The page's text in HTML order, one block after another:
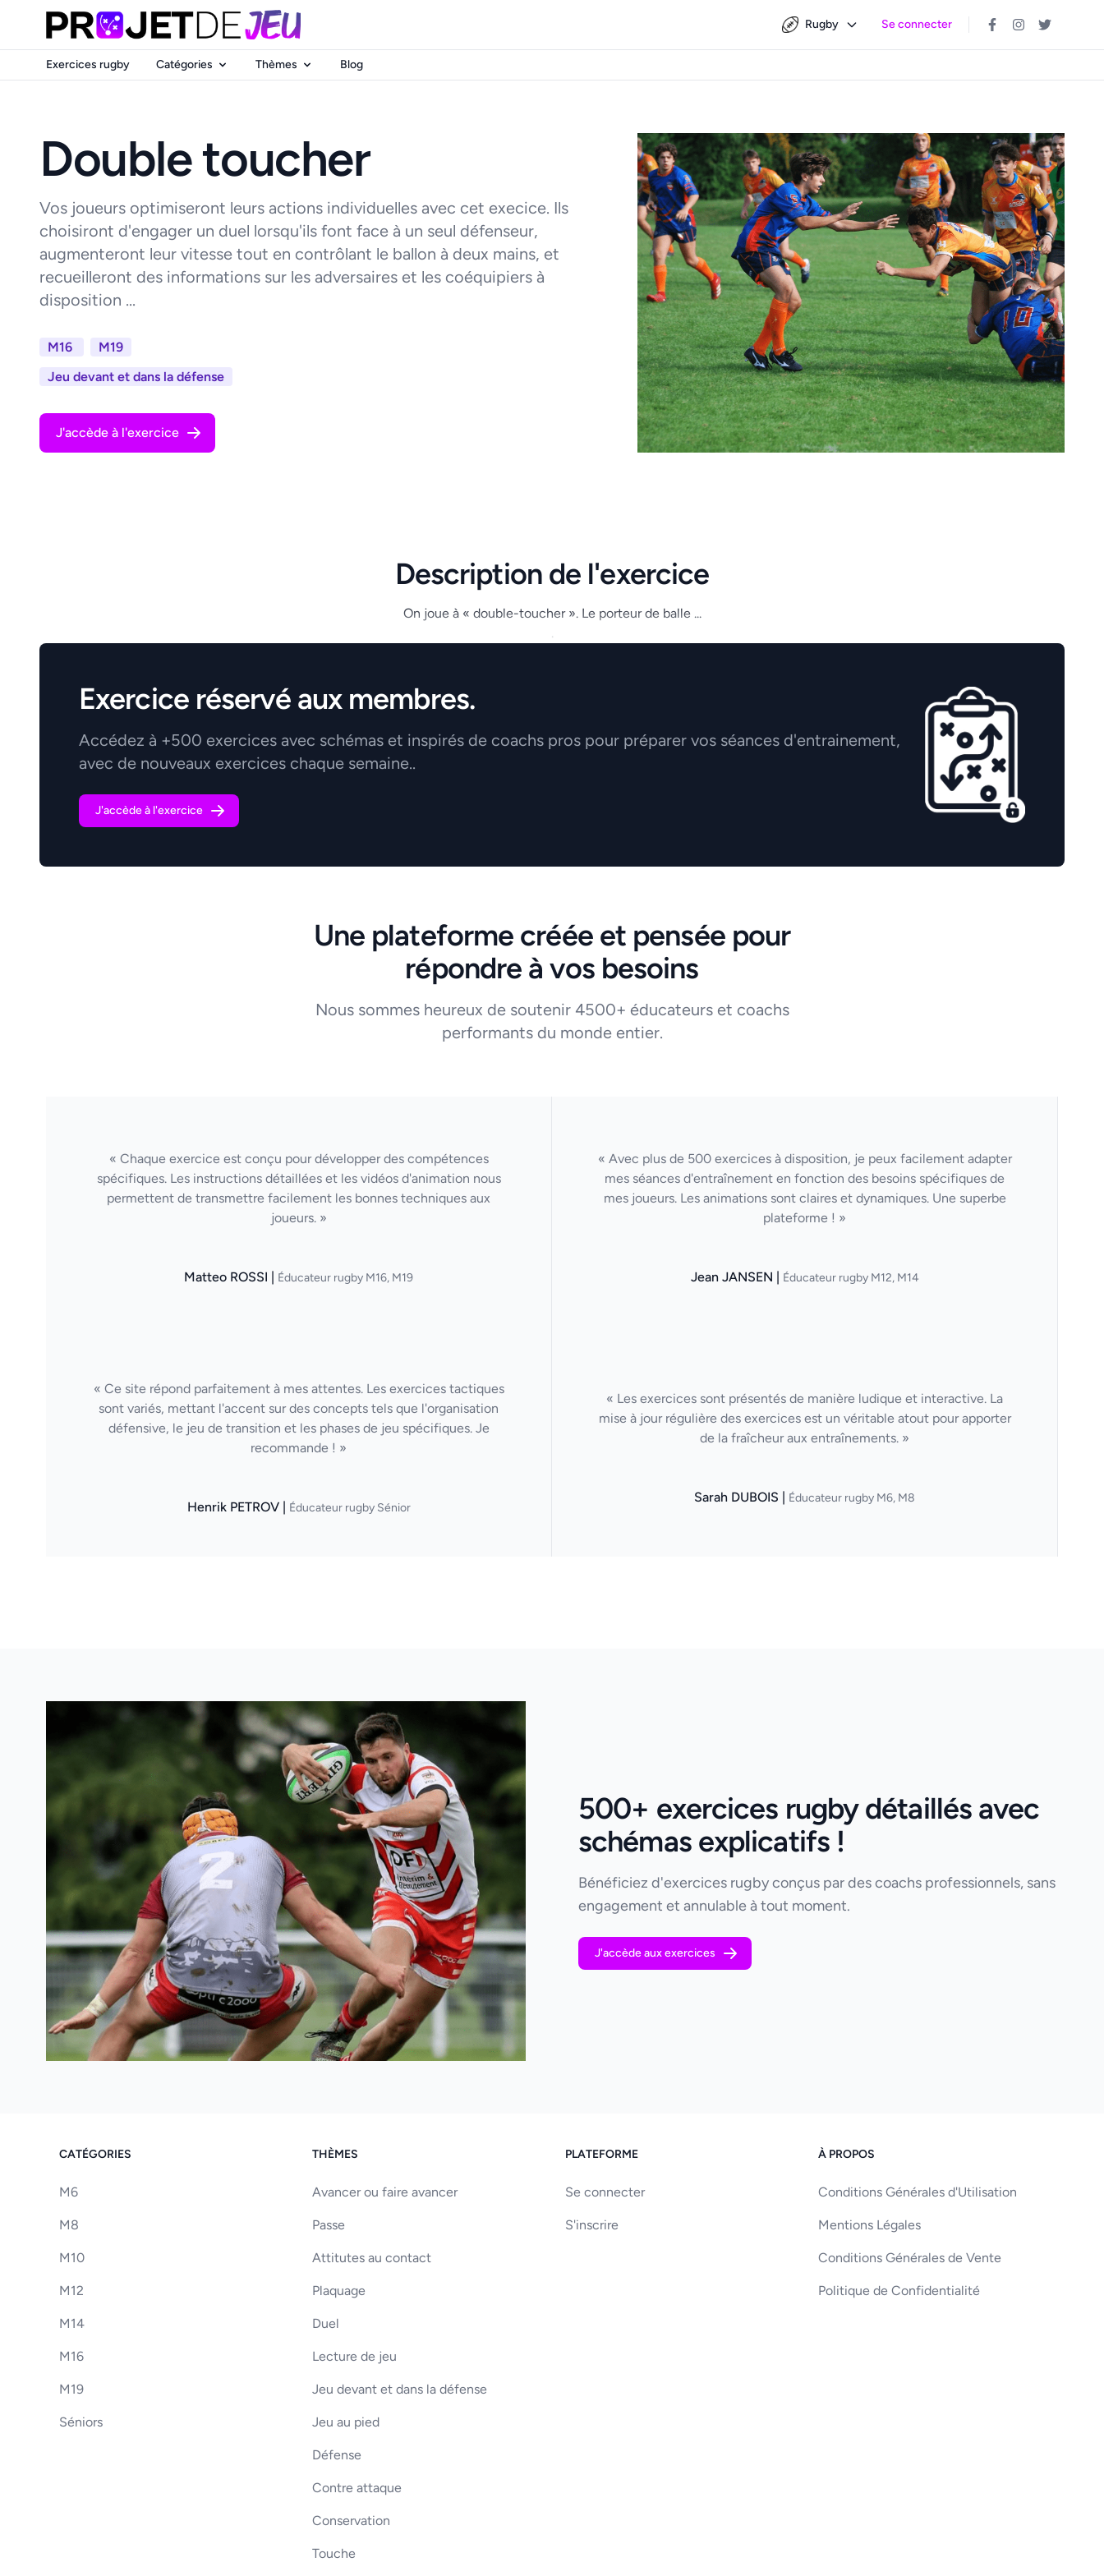
Rugby Se connecter
Exercices rugby Catégories Thèmes Blog
Double toucher
Vos joueurs optimiseront leurs actions individuelles avec cet execice. Ils
choisiront d'engager un duel lorsqu'ils font face à un seul défenseur,
augmenteront leur vitesse tout en contrôlant le ballon à deux mains, et
recueilleront des informations sur les adversaires et les coéquipiers à
disposition ...
M16
M19
Jeu devant et dans la défense
J'accède à l'exercice
Description de l'exercice
On joue à « double-toucher ». Le porteur de balle ...
.
Exercice réservé aux membres.
Accédez à +500 exercices avec schémas et inspirés de coachs pros pour préparer vos séances d'entrainement,
avec de nouveaux exercices chaque semaine..
J'accède à l'exercice
Une plateforme créée et pensée pour
répondre à vos besoins
Nous sommes heureux de soutenir 4500+ éducateurs et coachs
performants du monde entier.
« Chaque exercice est conçu pour développer des compétences
spécifiques. Les instructions détaillées et les vidéos d'animation nous
permettent de transmettre facilement les bonnes techniques aux
joueurs. »
Matteo ROSSI | Éducateur rugby M16, M19
« Avec plus de 500 exercices à disposition, je peux facilement adapter
mes séances d'entraînement en fonction des besoins spécifiques de
mes joueurs. Les animations sont claires et dynamiques. Une superbe
plateforme ! »
Jean JANSEN | Éducateur rugby M12, M14
« Ce site répond parfaitement à mes attentes. Les exercices tactiques
sont variés, mettant l'accent sur des concepts tels que l'organisation
défensive, le jeu de transition et les phases de jeu spécifiques. Je
recommande ! »
Henrik PETROV | Éducateur rugby Sénior
« Les exercices sont présentés de manière ludique et interactive. La
mise à jour régulière des exercices est un véritable atout pour apporter
de la fraîcheur aux entraînements. »
Sarah DUBOIS | Éducateur rugby M6, M8
500+ exercices rugby détaillés avec
schémas explicatifs !
Bénéficiez d'exercices rugby conçus par des coachs professionnels, sans
engagement et annulable à tout moment.
J'accède aux exercices
CATÉGORIES
M6
M8
M10
M12
M14
M16
M19
Séniors
THÈMES
Avancer ou faire avancer
Passe
Attitutes au contact
Plaquage
Duel
Lecture de jeu
Jeu devant et dans la défense
Jeu au pied
Défense
Contre attaque
Conservation
Touche
PLATEFORME
Se connecter
S'inscrire
À PROPOS
Conditions Générales d'Utilisation
Mentions Légales
Conditions Générales de Vente
Politique de Confidentialité